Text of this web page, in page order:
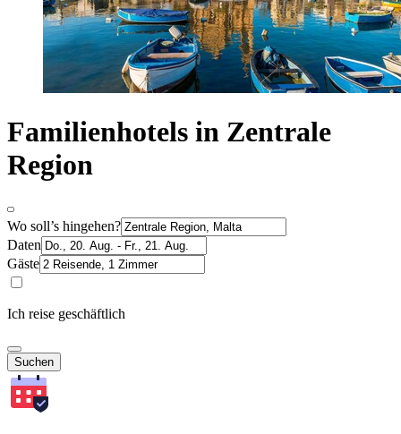
Familienhotels in Zentrale
Region
Wo soll’s hingehen?
Daten
Gäste
Ich reise geschäftlich
Suchen